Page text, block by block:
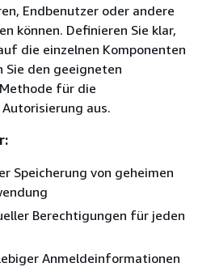
Endbenutzer oder andere
können. Definieren Sie klar,
die einzelnen Komponenten
Sie den geeigneten
für die
aus.
Speicherung von geheimen
Berechtigungen für jeden
Anmeldeinformationen